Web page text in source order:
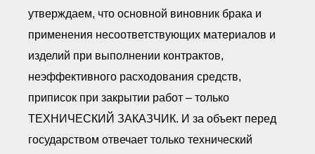
утверждаем, что основной виновник брака и
применения несоответствующих материалов и
изделий при выполнении контрактов,
неэффективного расходования средств,
приписок при закрытии работ – только
ТЕХНИЧЕСКИЙ ЗАКАЗЧИК. И за объект перед
государством отвечает только технический